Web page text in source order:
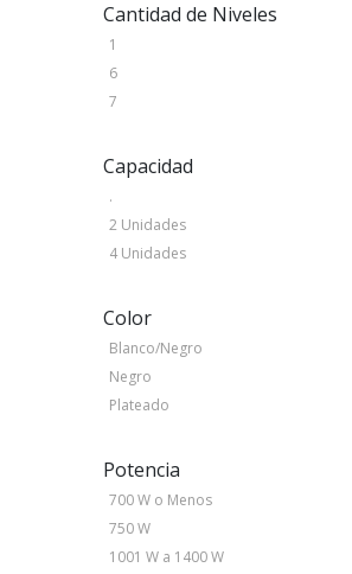
Cantidad de Niveles
1
6
7
Capacidad
.
2 Unidades
4 Unidades
Color
Blanco/Negro
Negro
Plateado
Potencia
700 W o Menos
750 W
1001 W a 1400 W